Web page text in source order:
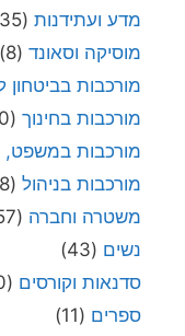
מדע ועתידנות (135)
מוסיקה וסאונד (8)
מורכבות בביטחון
מורכבות בחינוך (420)
מורכבות במשפט,
מורכבות בניהול (1,258)
משטרה וחברה (57)
נשים (43)
סדנאות וקורסים (10)
ספרים (11)